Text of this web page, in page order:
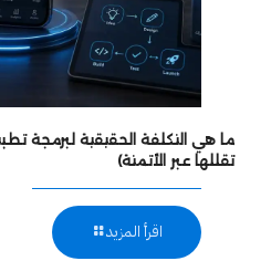
ما هي التكلفة الحقيقية لبرمجة
تقللها عبر الأتمتة)
اقرأ المزيد